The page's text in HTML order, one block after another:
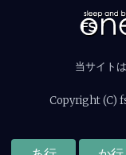
当サイト
Copyright (C)